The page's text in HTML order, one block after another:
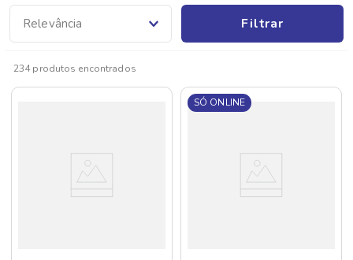
Relevância Filtrar
234 produtos
SÓ ONLINE